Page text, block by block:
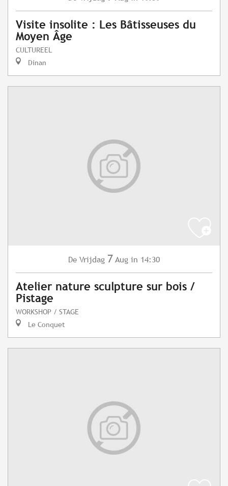
Visite insolite : Les Bâtisseuses du
Moyen Âge
CULTUREEL
Dinan
De Vrijdag 7 Aug in 14:30
Atelier nature sculpture sur bois /
Pistage
WORKSHOP / STAGE
Le Conquet